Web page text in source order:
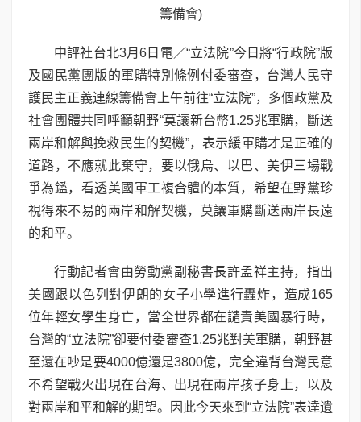
籌備會)
中評社台北3月6日電／“立法院”今日將“行政院”版
及國民黨團版的軍購特別條例付委審查，台灣人民守
護民主正義連線籌備會上午前往“立法院”，多個政黨及
社會團體共同呼籲朝野“莫讓新台幣1.25兆軍購，斷送
兩岸和解與挽救民生的契機”，表示緩軍購才是正確的
道路，不應就此棄守，要以俄烏、以巴、美伊三場戰
爭為鑑，看透美國軍工複合體的本質，希望在野黨珍
視得來不易的兩岸和解契機，莫讓軍購斷送兩岸長遠
的和平。
行動記者會由勞動黨副秘書長許孟祥主持，指出
美國跟以色列對伊朗的女子小學進行轟炸，造成165
位年輕女學生身亡，當全世界都在譴責美國暴行時，
台灣的“立法院”卻要付委審查1.25兆對美軍購，朝野甚
至還在吵是要4000億還是3800億，完全違背台灣民意
不希望戰火出現在台海、出現在兩岸孩子身上，以及
對兩岸和平和解的期望。因此今天來到“立法院”表達遺